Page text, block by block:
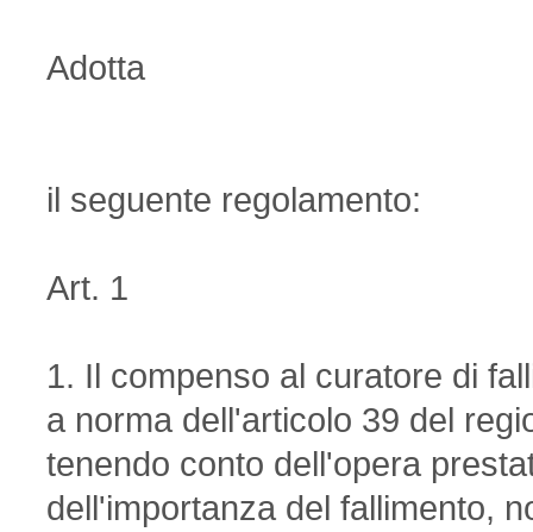
Adotta
il seguente regolamento:
Art. 1
1. Il compenso al curatore di
a norma dell'articolo 39 del
tenendo conto dell'opera
dell'importanza del fallimento,